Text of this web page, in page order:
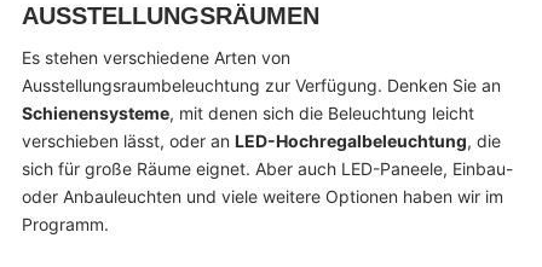
AUSSTELLUNGSRÄUMEN
Es stehen verschiedene Arten von
Ausstellungsraumbeleuchtung zur Verfügung. Denken Sie an
Schienensysteme, mit denen sich die Beleuchtung leicht
verschieben lässt, oder an LED-Hochregalbeleuchtung, die
sich für große Räume eignet. Aber auch LED-Paneele, Einbau-
oder Anbauleuchten und viele weitere Optionen haben wir im
Programm.